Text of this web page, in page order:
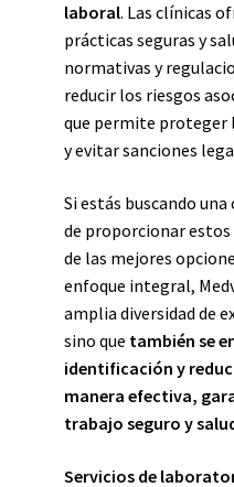
laboral. Las clínicas
prácticas seguras y
normativas y
reducir los riesgos
que permite proteger
y evitar sanciones
Si estás buscando
de proporcionar estos
de las mejores
enfoque integral,
amplia diversidad de
sino que también se
identificación y
manera efectiva,
trabajo seguro y
Servicios de